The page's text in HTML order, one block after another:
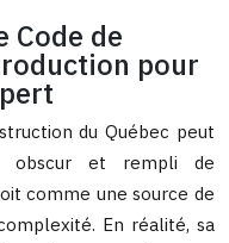
Code de
pour
du Québec peut
obscur et rempli de
comme une source de
En réalité, sa